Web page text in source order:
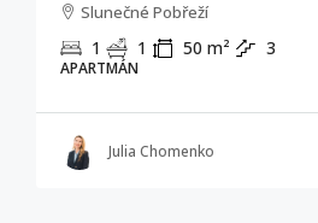
Slunečné Pobřeží
1 1 50 m² 3
APARTMÁN
Julia Chomenko